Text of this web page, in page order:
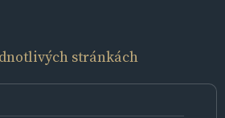
stránkách